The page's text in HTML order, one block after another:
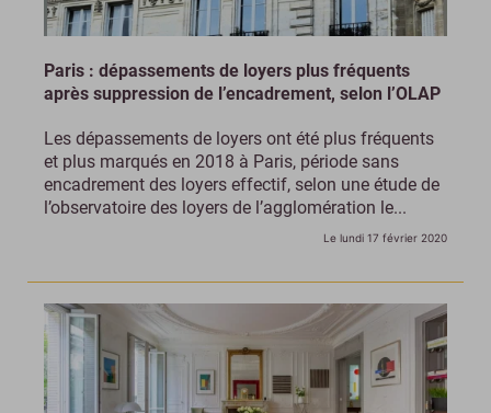
Paris : dépassements de loyers plus fréquents
après suppression de l’encadrement, selon l’OLAP
Les dépassements de loyers ont été plus fréquents
et plus marqués en 2018 à Paris, période sans
encadrement des loyers effectif, selon une étude de
l’observatoire des loyers de l’agglomération le...
Le lundi 17 février 2020